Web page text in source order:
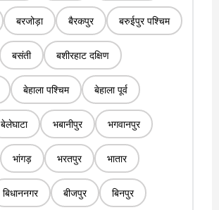
बरजोड़ा बैरकपुर बरुईपुर पश्चिम
बसंती बशीरहाट दक्षिण
बेहाला पश्चिम बेहाला पूर्व
बेलेघाटा भबानीपुर भगवानपुर
भांगड़ भरतपुर भातार
बिधाननगर बीजपुर बिनपुर